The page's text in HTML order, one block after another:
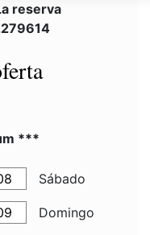
reserva
***
Sábado
Domingo